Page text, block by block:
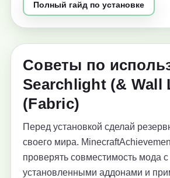
Полный гайд по установке
Советы по
Searchlight (& Wall
(Fabric)
Перед установкой сделай
своего мира.
проверять совместимость мода с
установленными аддонами и